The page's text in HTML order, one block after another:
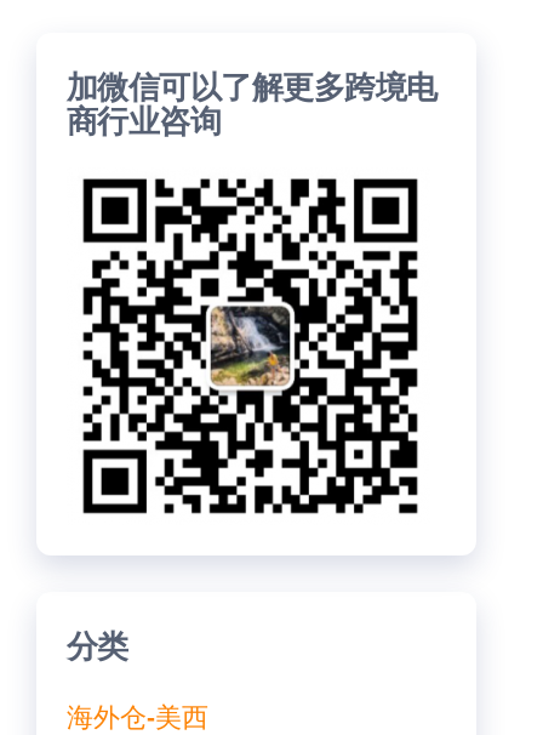
加微信可以了解更多跨境电
商行业咨询
分类
海外仓-美西